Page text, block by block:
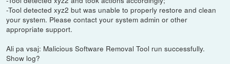
-Tool detected xyz2 but was unable to properly restore and clean
your system. Please contact your system admin or other
appropriate support.
Ali pa vsaj: Malicious Software Removal Tool run successfully.
Show log?